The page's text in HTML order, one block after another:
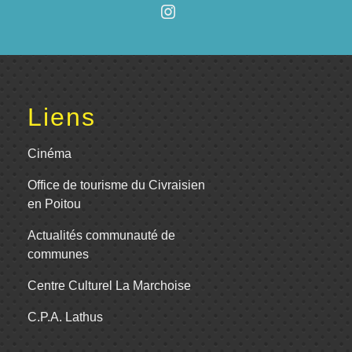
Liens
Cinéma
Office de tourisme du Civraisien
en Poitou
Actualités communauté de
communes
Centre Culturel La Marchoise
C.P.A. Lathus